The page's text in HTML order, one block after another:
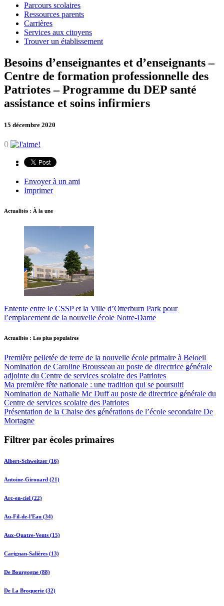
Parcours scolaires
Ressources parents
Carrières
Services aux citoyens
Trouver un établissement
Besoins d’enseignantes et d’enseignants –
Centre de formation professionnelle des
Patriotes – Programme du DEP santé
assistance et soins infirmiers
15 décembre 2020
0
Envoyer à un ami
Imprimer
Actualités : À la une
Entente entre le CSSP et la Ville d’Otterburn Park pour
l’emplacement de la nouvelle école Notre-Dame
Actualités : Les plus populaires
Première pelletée de terre de la nouvelle école primaire à Beloeil
Nomination de Caroline Brousseau au poste de directrice générale
adjointe du Centre de services scolaire des Patriotes
Ma première fête nationale : une tradition qui se poursuit!
Nomination de Nathalie Mc Duff au poste de directrice générale du
Centre de services scolaire des Patriotes
Présentation de la Chaise des générations de l’école secondaire De
Mortagne
Filtrer par écoles primaires
Albert-Schweitzer (16)
Antoine-Girouard (21)
Arc-en-ciel (22)
Au-Fil-de-l'Eau (34)
Aux-Quatre-Vents (15)
Carignan-Salières (13)
De Bourgogne (88)
De La Broquerie (32)